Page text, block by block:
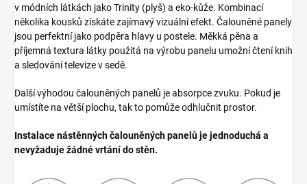
v módních látkách jako Trinity (plyš) a eko-kůže. Kombinací
několika kousků získáte zajímavý vizuální efekt. Čalouněné panely
jsou perfektní jako podpěra hlavy u postele. Měkká pěna a
příjemná textura látky použitá na výrobu panelu umožní čtení knih
a sledování televize v sedě.
Další výhodou čalouněných panelů je absorpce zvuku. Pokud je
umístíte na větší plochu, tak to pomůže odhlučnit prostor.
Instalace nástěnných čalouněných panelů je jednoduchá a
nevyžaduje žádné vrtání do stěn.